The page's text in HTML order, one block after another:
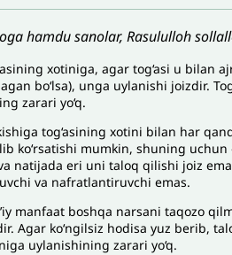
hamdu sanolar, Rasululloh
xotiniga, agar tog‘asi u bilan
boʻlsa), unga uylanishi joizdir.
zarari yo‘q.
tog‘asining xotini bilan har
ko‘rsatishi mumkin, shuning uchun
natijada eri uni taloq qilishi joiz
va nafratlantiruvchi emas.
manfaat boshqa narsani taqozo
Agar ko‘ngilsiz hodisa yuz berib,
uylanishining zarari yo‘q.